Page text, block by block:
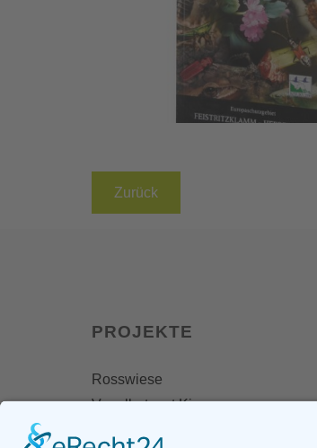
Zurück
PROJEKTE
Rosswiese
Vogelhotspot Kiesseen